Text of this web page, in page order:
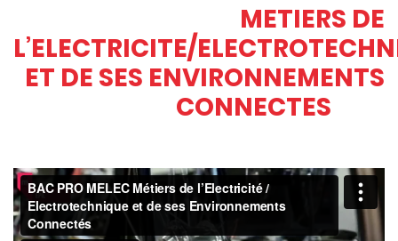
METIERS DE
L’ELECTRICITE/
ET DE SES ENVIRONNEMENTS
CONNECTES